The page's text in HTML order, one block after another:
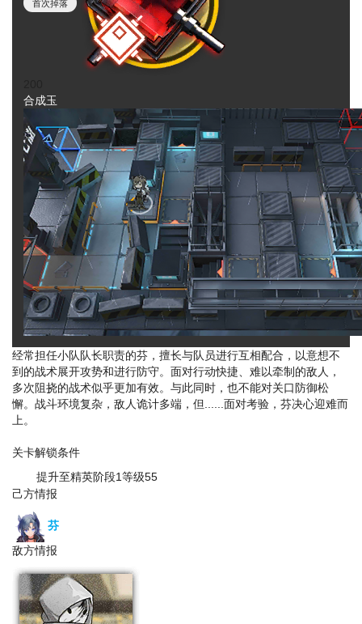
首次掉落
合成玉
经常担任小队队长职责的芬，擅长与队员进行互相配合，以意想不
到的战术展开攻势和进行防守。面对行动快捷、难以牵制的敌人，
多次阻挠的战术似乎更加有效。与此同时，也不能对关口防御松
懈。战斗环境复杂，敌人诡计多端，但......面对考验，芬决心迎难而
上。
关卡解锁条件
提升至精英阶段1等级55
己方情报
芬
敌方情报